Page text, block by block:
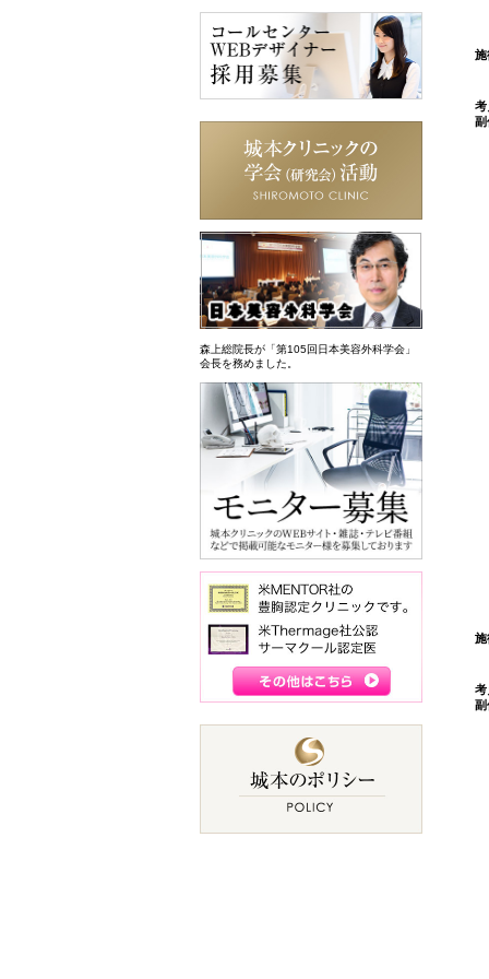
施
考
副
施
考
副
森上総院長が「第105回日本美容外科学会」
会長を務めました。